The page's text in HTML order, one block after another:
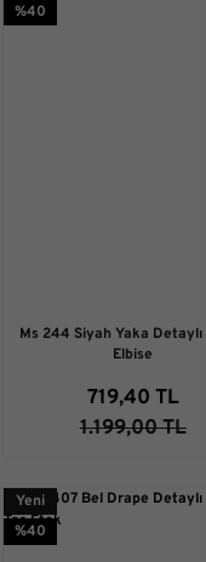
%40
Ms 244 Siyah Yaka
Elbise
719,40 TL
1.199,00 TL
Yeni
%40